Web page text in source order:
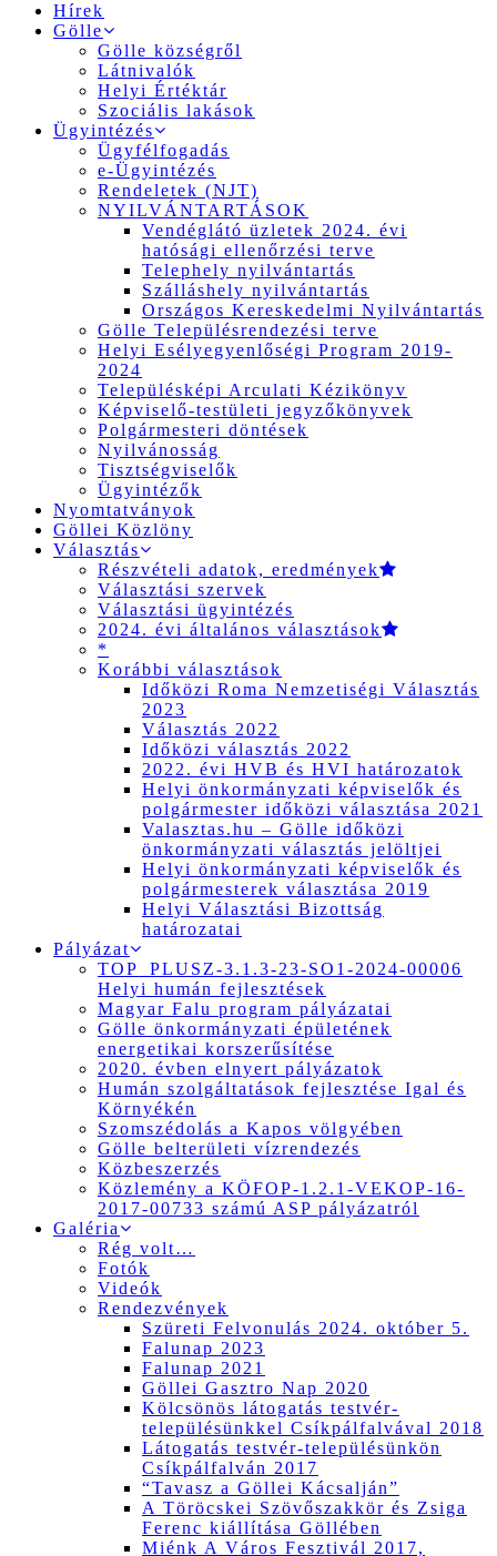
Hírek
Gölle
Gölle községről
Látnivalók
Helyi Értéktár
Szociális lakások
Ügyintézés
Ügyfélfogadás
e-Ügyintézés
Rendeletek (NJT)
NYILVÁNTARTÁSOK
Vendéglátó üzletek 2024. évi
hatósági ellenőrzési terve
Telephely nyilvántartás
Szálláshely nyilvántartás
Országos Kereskedelmi Nyilvántartás
Gölle Településrendezési terve
Helyi Esélyegyenlőségi Program 2019-
2024
Településképi Arculati Kézikönyv
Képviselő-testületi jegyzőkönyvek
Polgármesteri döntések
Nyilvánosság
Tisztségviselők
Ügyintézők
Nyomtatványok
Göllei Közlöny
Választás
Részvételi adatok, eredmények
Választási szervek
Választási ügyintézés
2024. évi általános választások
*
Korábbi választások
Időközi Roma Nemzetiségi Választás
2023
Választás 2022
Időközi választás 2022
2022. évi HVB és HVI határozatok
Helyi önkormányzati képviselők és
polgármester időközi választása 2021
Valasztas.hu – Gölle időközi
önkormányzati választás jelöltjei
Helyi önkormányzati képviselők és
polgármesterek választása 2019
Helyi Választási Bizottság
határozatai
Pályázat
TOP_PLUSZ-3.1.3-23-SO1-2024-00006
Helyi humán fejlesztések
Magyar Falu program pályázatai
Gölle önkormányzati épületének
energetikai korszerűsítése
2020. évben elnyert pályázatok
Humán szolgáltatások fejlesztése Igal és
Környékén
Szomszédolás a Kapos völgyében
Gölle belterületi vízrendezés
Közbeszerzés
Közlemény a KÖFOP-1.2.1-VEKOP-16-
2017-00733 számú ASP pályázatról
Galéria
Rég volt…
Fotók
Videók
Rendezvények
Szüreti Felvonulás 2024. október 5.
Falunap 2023
Falunap 2021
Göllei Gasztro Nap 2020
Kölcsönös látogatás testvér-
településünkkel Csíkpálfalvával 2018
Látogatás testvér-településünkön
Csíkpálfalván 2017
“Tavasz a Göllei Kácsalján”
A Töröcskei Szövőszakkör és Zsiga
Ferenc kiállítása Göllében
Miénk A Város Fesztivál 2017,